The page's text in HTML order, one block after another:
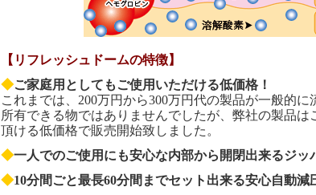
【リフレッシュドームの特徴】
◆ご家庭用としてもご使用いただける低価格！
これまでは、200万円から300万円代の製品が一般的
所有できる物ではありませんでしたが、弊社の製品は
頂ける低価格で販売開始致しました。
◆一人でのご使用にも安心な内部から開閉出来るジッ
◆10分間ごと最長60分間までセット出来る安心自動